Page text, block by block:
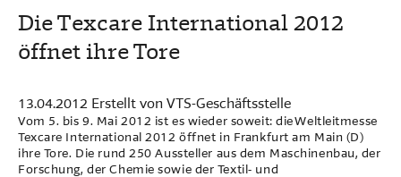
Die Texcare International 2012
öffnet ihre Tore
13.04.2012 Erstellt von VTS-Geschäftsstelle
Vom 5. bis 9. Mai 2012 ist es wieder soweit: die Weltleitmesse
Texcare International 2012 öffnet in Frankfurt am Main (D)
ihre Tore. Die rund 250 Aussteller aus dem Maschinenbau, der
Forschung, der Chemie sowie der Textil- und